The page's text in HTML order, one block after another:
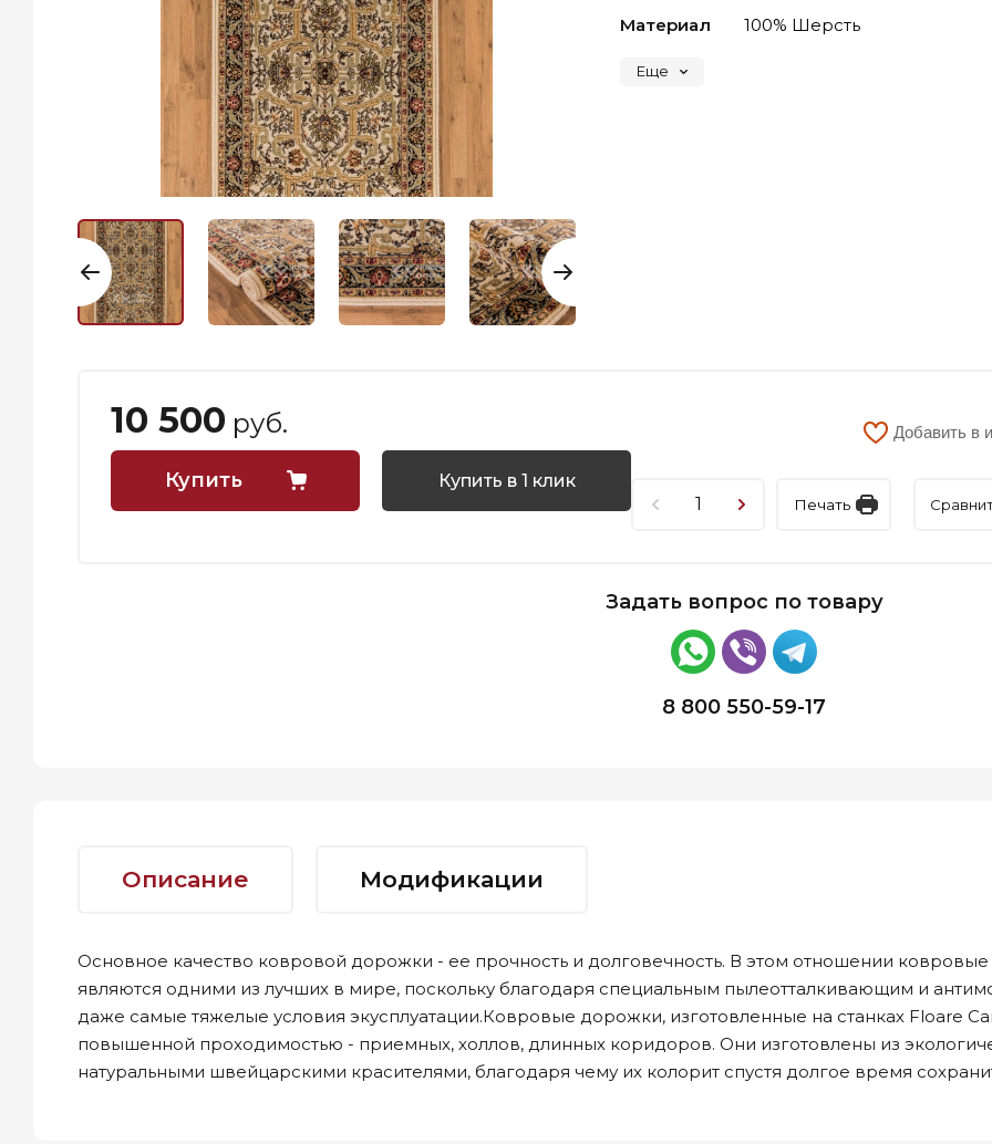
Материал 100% Шерсть
Еще
10 500 руб.
Купить Купить в 1 клик
Добавить в
Печать
Задать вопрос по товару
8 800 550-59-17
Описание Модификации
Основное качество ковровой дорожки - ее прочность и долговечность. В этом отношении
являются одними из лучших в мире, поскольку благодаря специальным пылеотталкивающим и
даже самые тяжелые условия экусплуатации.Ковровые дорожки, изготовленные на станках Floare
повышенной проходимостью - приемных, холлов, длинных коридоров. Они изготовлены из
натуральными швейцарскими красителями, благодаря чему их колорит спустя долгое время